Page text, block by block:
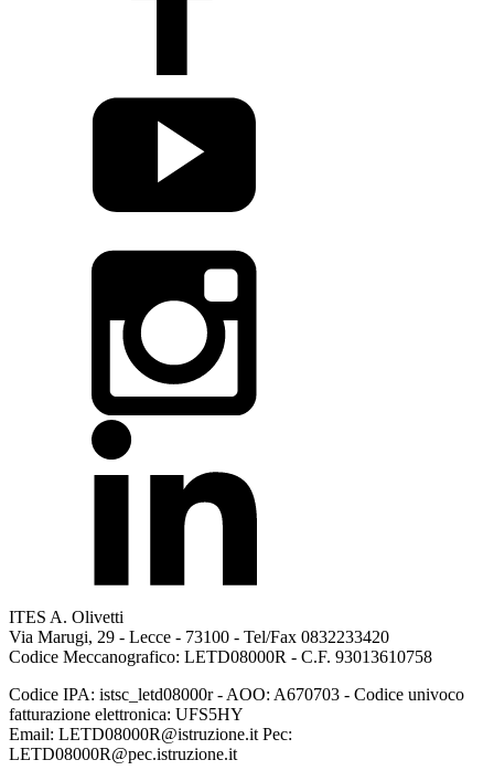
ITES A. Olivetti
Via Marugi, 29 - Lecce - 73100 - Tel/Fax 0832233420
Codice Meccanografico: LETD08000R - C.F. 93013610758
Codice IPA: istsc_letd08000r - AOO: A670703 - Codice univoco
fatturazione elettronica: UFS5HY
Email: LETD08000R@istruzione.it Pec:
LETD08000R@pec.istruzione.it